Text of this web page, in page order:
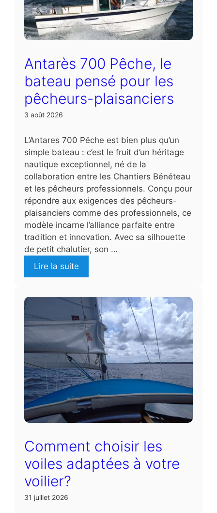
Antarès 700 Pêche, le
bateau pensé pour les
pêcheurs-plaisanciers
3 août 2026
L’Antares 700 Pêche est bien plus qu’un
simple bateau : c’est le fruit d’un héritage
nautique exceptionnel, né de la
collaboration entre les Chantiers Bénéteau
et les pêcheurs professionnels. Conçu pour
répondre aux exigences des pêcheurs-
plaisanciers comme des professionnels, ce
modèle incarne l’alliance parfaite entre
tradition et innovation. Avec sa silhouette
de petit chalutier, son …
Lire la suite
Comment choisir les
voiles adaptées à votre
voilier?
31 juillet 2026